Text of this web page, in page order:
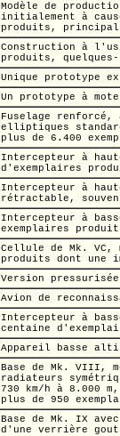
Modèle de
initialement à
produits, principal
Construction à
produits, quelques-
Unique prototype
Un prototype à
Fuselage
elliptiques
plus de 6.400
Intercepteur à
d'exemplaires
Intercepteur à
rétractable,
Intercepteur à
exemplaires
Cellule de Mk. VC,
produits dont une
Version
Avion de
Intercepteur à
centaine
Appareil basse
Base de Mk. VIII,
radiateurs
730 km/h à 8.000 m,
plus de 950
Base de Mk. IX
d'une verrière